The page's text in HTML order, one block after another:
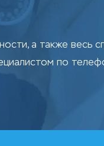
а также весь
по